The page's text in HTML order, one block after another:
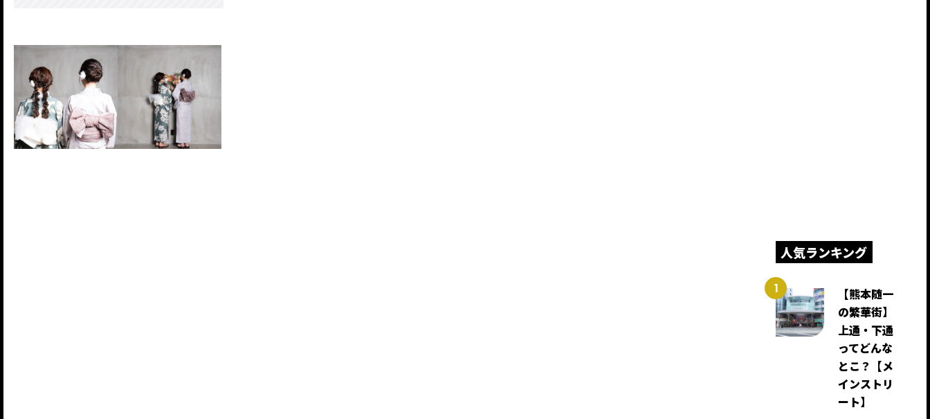
人気ランキング
【熊本随一
の繁華街】
上通・下通
ってどんな
とこ？【メ
インストリ
ート】